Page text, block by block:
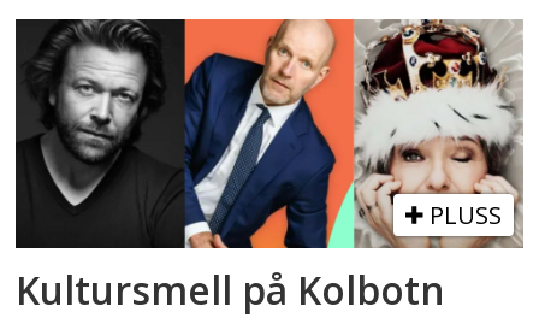
PLUSS
Kultursmell på Kolbotn